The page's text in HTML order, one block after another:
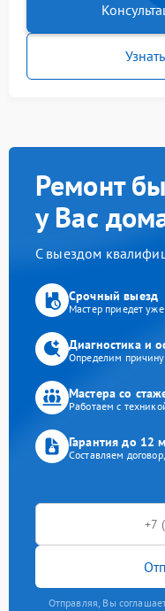
Ремонт
у Вас
С выездом
Срочный выезд
Мастер приедет
Диагностика и
Определим
Мастера со
Работаем с
Гарантия до 12
Составляем
Отправляя, Вы